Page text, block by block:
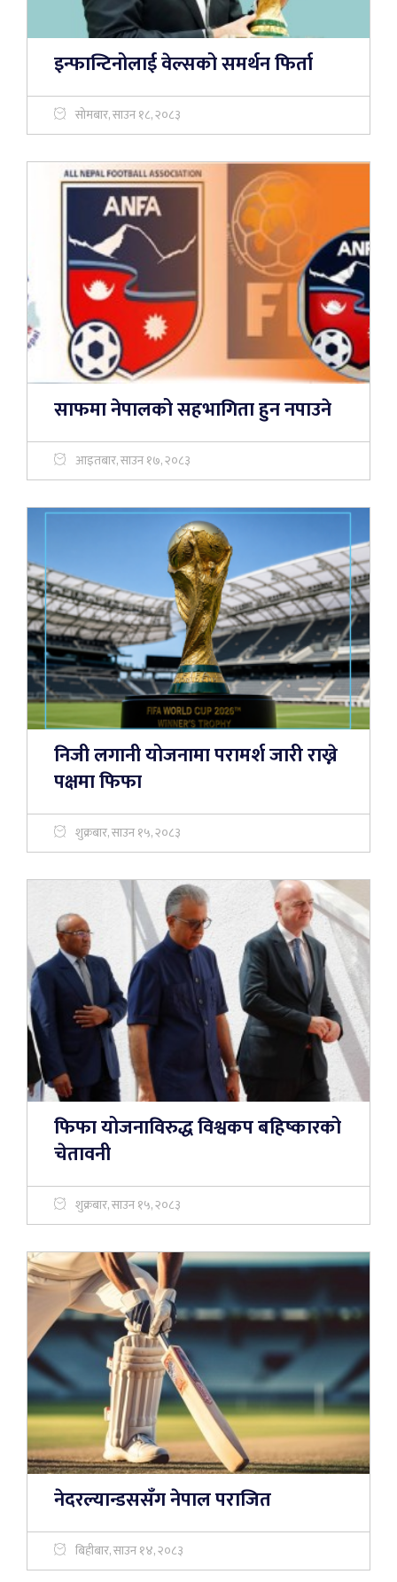
इन्फान्टिनोलाई वेल्सको समर्थन फिर्ता
सोमबार, साउन १८, २०८३
साफमा नेपालको सहभागिता हुन नपाउने
आइतबार, साउन १७, २०८३
निजी लगानी योजनामा परामर्श जारी राख्ने
पक्षमा फिफा
शुक्रबार, साउन १५, २०८३
फिफा योजनाविरुद्ध विश्वकप बहिष्कारको
चेतावनी
शुक्रबार, साउन १५, २०८३
नेदरल्यान्डससँग नेपाल पराजित
बिहीबार, साउन १४, २०८३